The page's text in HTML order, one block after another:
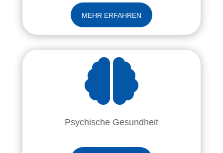
MEHR ERFAHREN

Psychische Gesundheit